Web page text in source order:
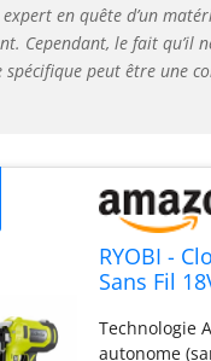
en quête d’un
Cependant, le fait qu’il
peut être une
RYOBI -
Sans Fil
Clous 19 à
Technologie
autonome